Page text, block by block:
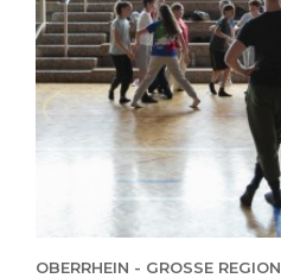
OBERRHEIN - GROSSE REGION